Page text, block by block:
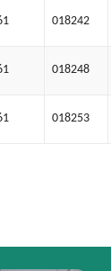
018242
018248
018253